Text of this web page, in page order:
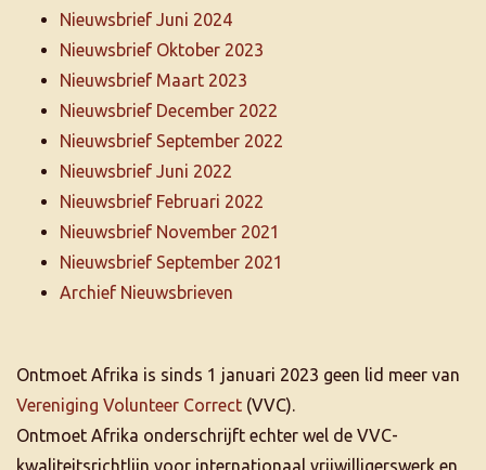
Nieuwsbrief Juni 2024
Nieuwsbrief Oktober 2023
Nieuwsbrief Maart 2023
Nieuwsbrief December 2022
Nieuwsbrief September 2022
Nieuwsbrief Juni 2022
Nieuwsbrief Februari 2022
Nieuwsbrief November 2021
Nieuwsbrief September 2021
Archief Nieuwsbrieven
Ontmoet Afrika is sinds 1 januari 2023 geen lid meer van
Vereniging Volunteer Correct (VVC).
Ontmoet Afrika onderschrijft echter wel de VVC-
kwaliteitsrichtlijn voor internationaal vrijwilligerswerk en